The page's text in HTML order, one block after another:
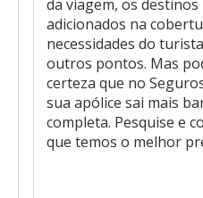
da viagem, os destinos
adicionados na
necessidades do
outros pontos. Mas
certeza que no
sua apólice sai mais
completa. Pesquise e
que temos o melhor